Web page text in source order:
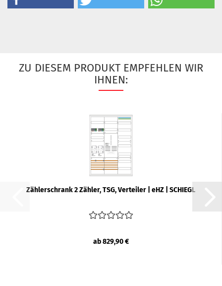
ZU DIESEM PRODUKT EMPFEHLEN WIR
IHNEN:
Zäh­ler­schrank 2 Zäh­ler, TSG, Ver­tei­ler | eHZ | SCHIEGL
ab 829,90 €